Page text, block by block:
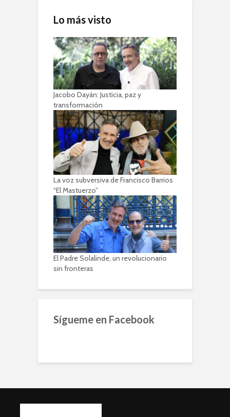
Lo más visto
Jacobo Dayán: Justicia, paz y
transformación
La voz subversiva de Francisco Barrios
“El Mastuerzo”
El Padre Solalinde, un revolucionario
sin fronteras
Sígueme en Facebook